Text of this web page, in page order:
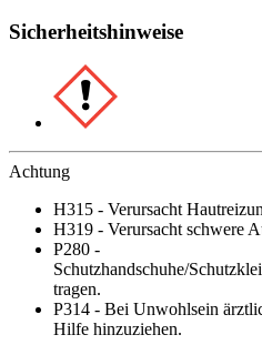
Sicherheitshinweise
Achtung
H315 - Verursacht
H319 - Verursacht schwere
P280 -
Schutzhandschuhe/
tragen.
P314 - Bei Unwohlsein
Hilfe hinzuziehen.